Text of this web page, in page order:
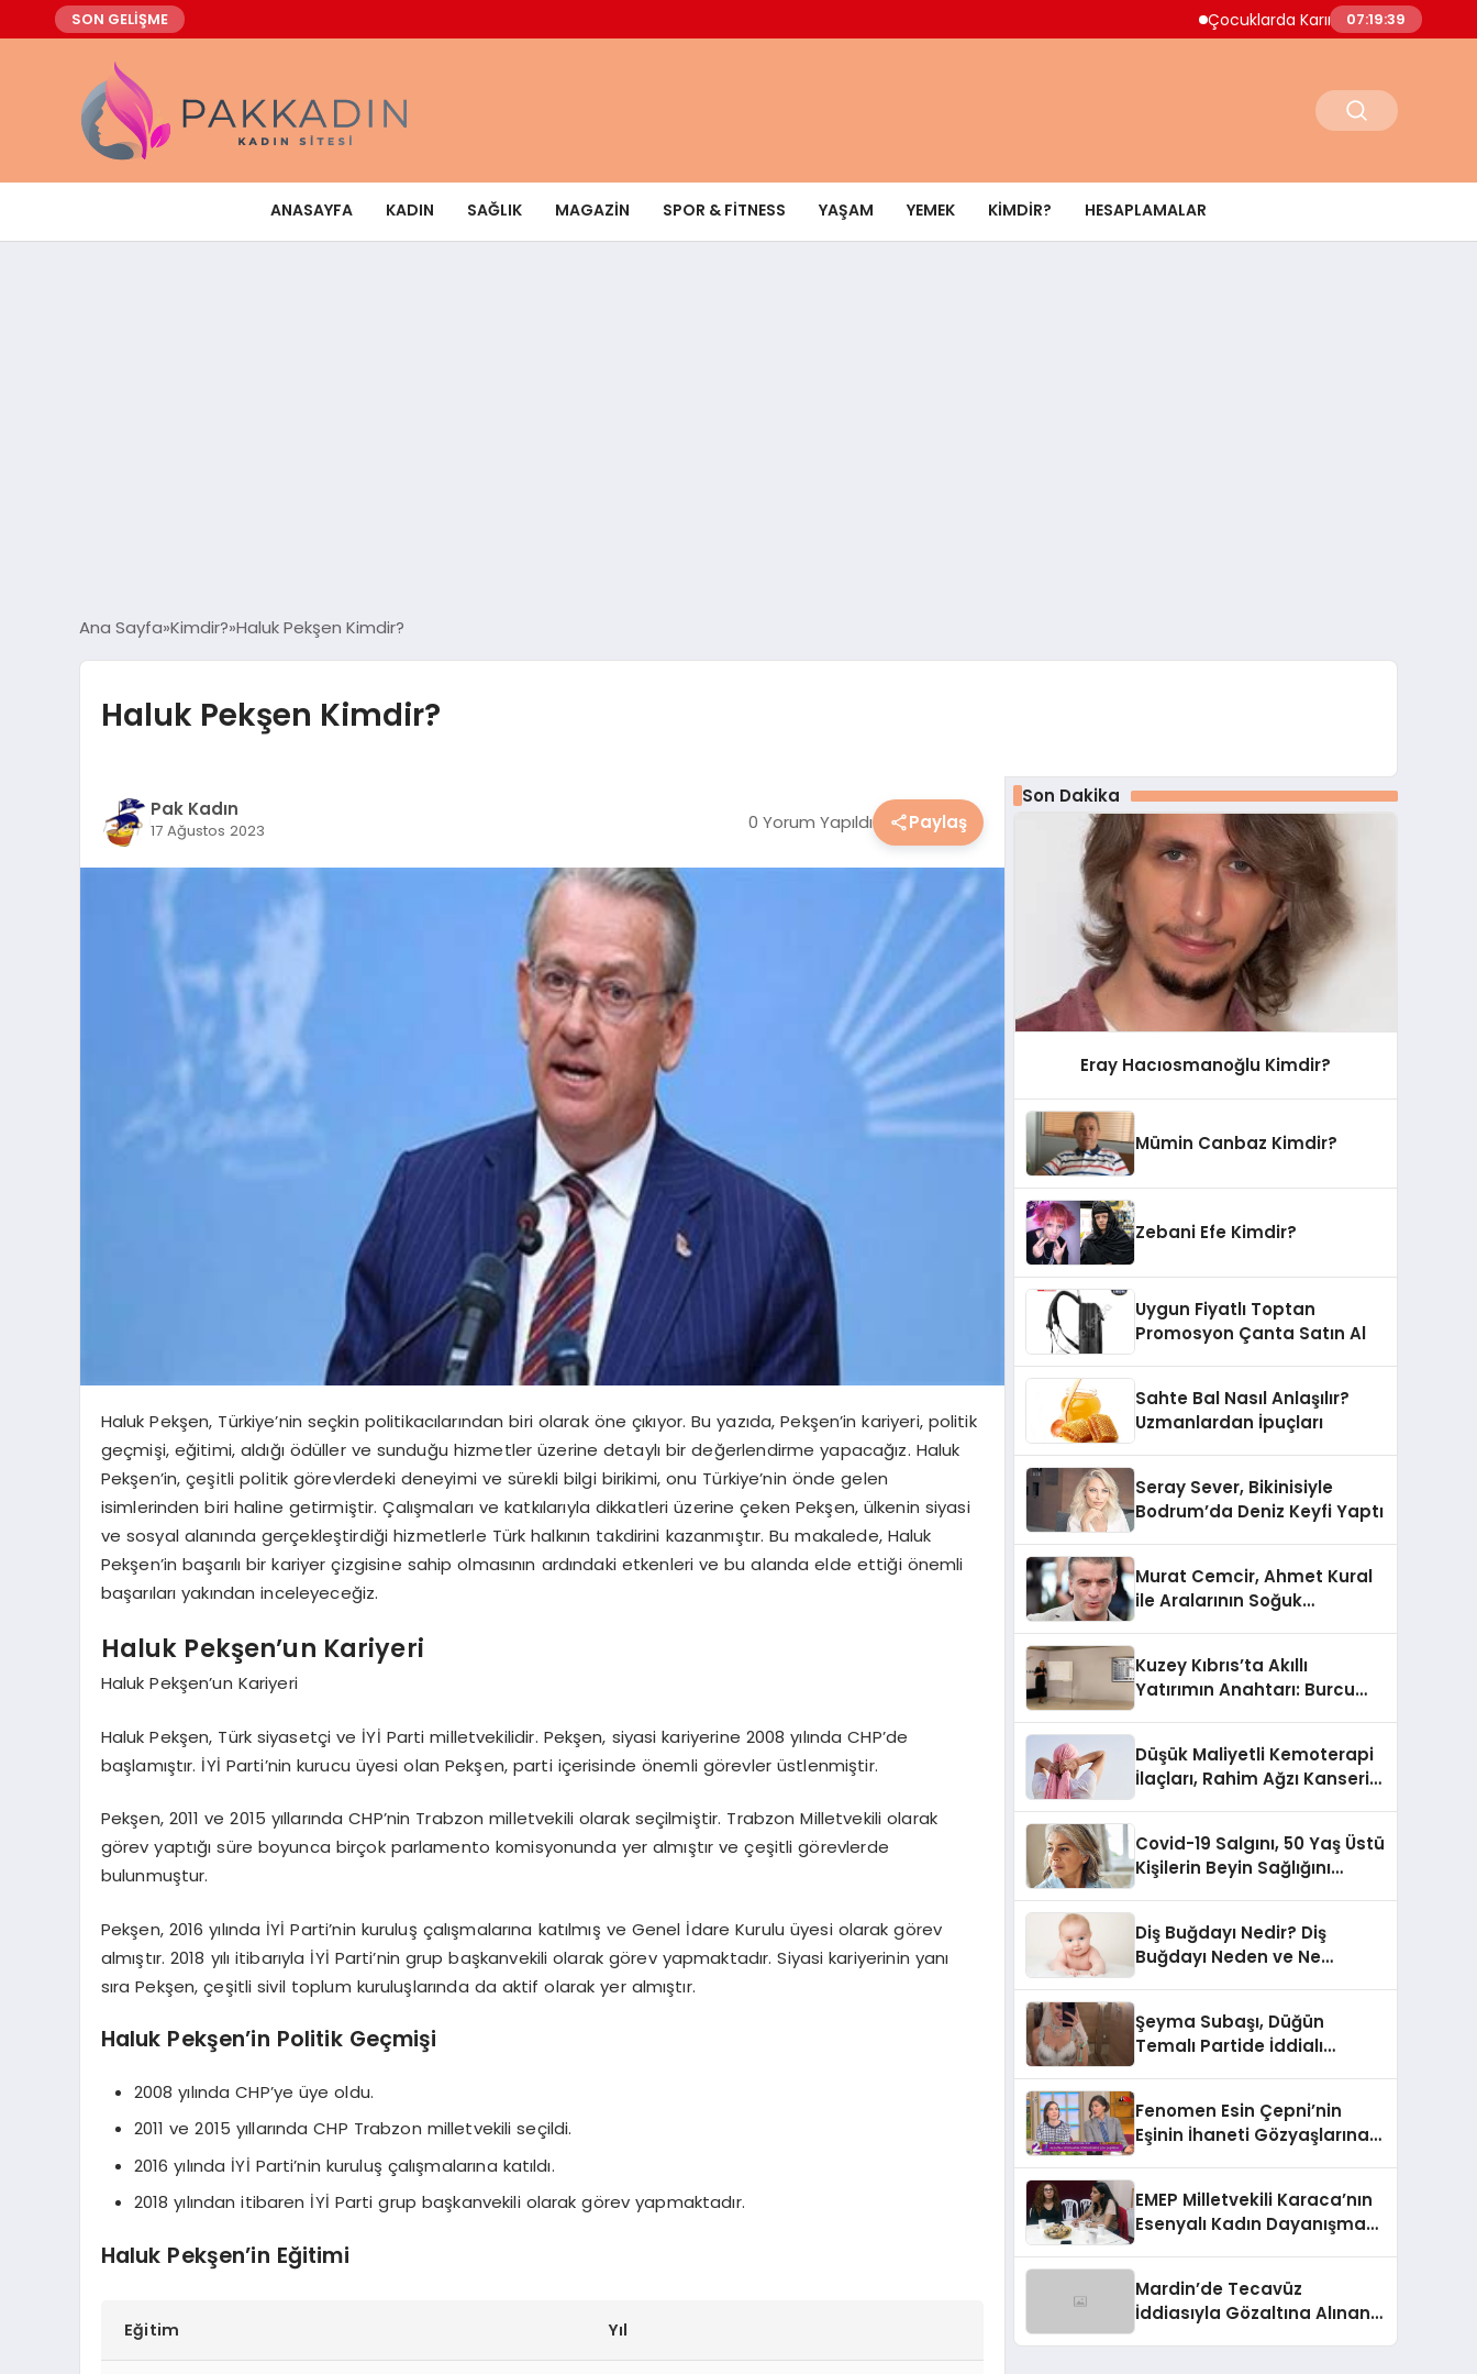
SON GELİŞME Çocuklarda Karın Ağrısı Ne Zaman Acil
07:19:40
ANASAYFA KADIN SAĞLIK MAGAZIN SPOR & FITNESS YAŞAM YEMEK KIMDIR? HESAPLAMALAR
Ana Sayfa Kimdir? Haluk Pekşen Kimdir?
Haluk Pekşen Kimdir?
Pak Kadın
17 Ağustos 2023 0 Yorum Yapıldı Paylaş
Haluk Pekşen, Türkiye’nin seçkin politikacılarından biri olarak öne çıkıyor. Bu yazıda, Pekşen’in kariyeri, politik
geçmişi, eğitimi, aldığı ödüller ve sunduğu hizmetler üzerine detaylı bir değerlendirme yapacağız. Haluk
Pekşen’in, çeşitli politik görevlerdeki deneyimi ve sürekli bilgi birikimi, onu Türkiye’nin önde gelen
isimlerinden biri haline getirmiştir. Çalışmaları ve katkılarıyla dikkatleri üzerine çeken Pekşen, ülkenin siyasi
ve sosyal alanında gerçekleştirdiği hizmetlerle Türk halkının takdirini kazanmıştır. Bu makalede, Haluk
Pekşen’in başarılı bir kariyer çizgisine sahip olmasının ardındaki etkenleri ve bu alanda elde ettiği önemli
başarıları yakından inceleyeceğiz.
Haluk Pekşen’un Kariyeri
Haluk Pekşen’un Kariyeri
Haluk Pekşen, Türk siyasetçi ve İYİ Parti milletvekilidir. Pekşen, siyasi kariyerine 2008 yılında CHP’de
başlamıştır. İYİ Parti’nin kurucu üyesi olan Pekşen, parti içerisinde önemli görevler üstlenmiştir.
Pekşen, 2011 ve 2015 yıllarında CHP’nin Trabzon milletvekili olarak seçilmiştir. Trabzon Milletvekili olarak
görev yaptığı süre boyunca birçok parlamento komisyonunda yer almıştır ve çeşitli görevlerde
bulunmuştur.
Pekşen, 2016 yılında İYİ Parti’nin kuruluş çalışmalarına katılmış ve Genel İdare Kurulu üyesi olarak görev
almıştır. 2018 yılı itibarıyla İYİ Parti’nin grup başkanvekili olarak görev yapmaktadır. Siyasi kariyerinin yanı
sıra Pekşen, çeşitli sivil toplum kuruluşlarında da aktif olarak yer almıştır.
Haluk Pekşen’in Politik Geçmişi
2008 yılında CHP’ye üye oldu.
2011 ve 2015 yıllarında CHP Trabzon milletvekili seçildi.
2016 yılında İYİ Parti’nin kuruluş çalışmalarına katıldı.
2018 yılından itibaren İYİ Parti grup başkanvekili olarak görev yapmaktadır.
Haluk Pekşen’in Eğitimi
Eğitim Yıl
Son Dakika
Eray Hacıosmanoğlu Kimdir?
Mümin Canbaz Kimdir?
Zebani Efe Kimdir?
Uygun Fiyatlı Toptan
Promosyon Çanta Satın Al
Sahte Bal Nasıl Anlaşılır?
Uzmanlardan İpuçları
Seray Sever, Bikinisiyle
Bodrum’da Deniz Keyfi Yaptı
Murat Cemcir, Ahmet Kural
ile Aralarının Soğuk
Kuzey Kıbrıs’ta Akıllı
Yatırımın Anahtarı: Burcu
Düşük Maliyetli Kemoterapi
İlaçları, Rahim Ağzı Kanseri
Covid-19 Salgını, 50 Yaş Üstü
Kişilerin Beyin Sağlığını
Diş Buğdayı Nedir? Diş
Buğdayı Neden ve Ne
Şeyma Subaşı, Düğün
Temalı Partide İddialı
Fenomen Esin Çepni’nin
Eşinin İhaneti Gözyaşlarına
EMEP Milletvekili Karaca’nın
Esenyalı Kadın Dayanışma
Mardin’de Tecavüz
İddiasıyla Gözaltına Alınan 3